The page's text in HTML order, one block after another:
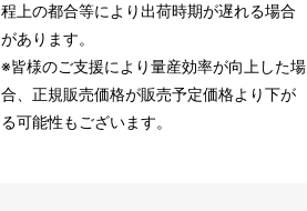
程上の都合等により出荷時期が遅れる場合
があります。
※皆様のご支援により量産効率が向上した場
合、正規販売価格が販売予定価格より下が
る可能性もございます。